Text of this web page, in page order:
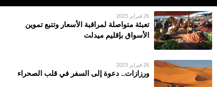
26 فبراير 2023
تعبئة متواصلة لمراقبة الأسعار وتتبع تموين
الأسواق بإقليم ميدلت
26 فبراير 2023
ورزازات.. دعوة إلى السفر في قلب الصحراء